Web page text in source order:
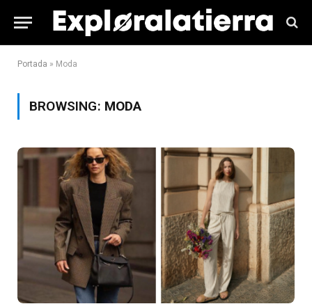
Portada » Moda
BROWSING: MODA